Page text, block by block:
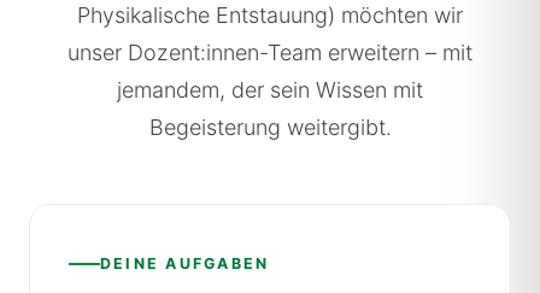
Physikalische Entstauung) möchten wir
unser Dozent:innen-Team erweitern – mit
jemandem, der sein Wissen mit
Begeisterung weitergibt.
DEINE AUFGABEN